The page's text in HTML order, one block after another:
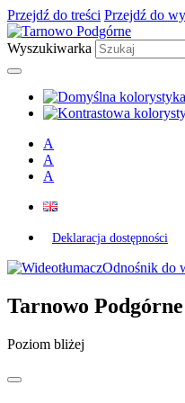
Przejdź do treści Przejdź do
Wyszukiwarka
A
A
A
Deklaracja dostępności
Odnośnik do
Tarnowo Podgórne
Poziom bliżej